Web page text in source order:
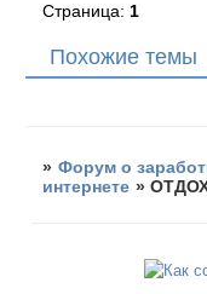
Страница: 1
Похожие темы
» Форум о
интернете »